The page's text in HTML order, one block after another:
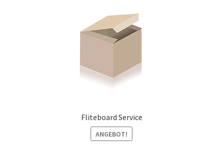
Fliteboard Service
ANGEBOT!